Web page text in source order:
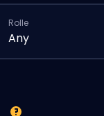
Rolle
Any